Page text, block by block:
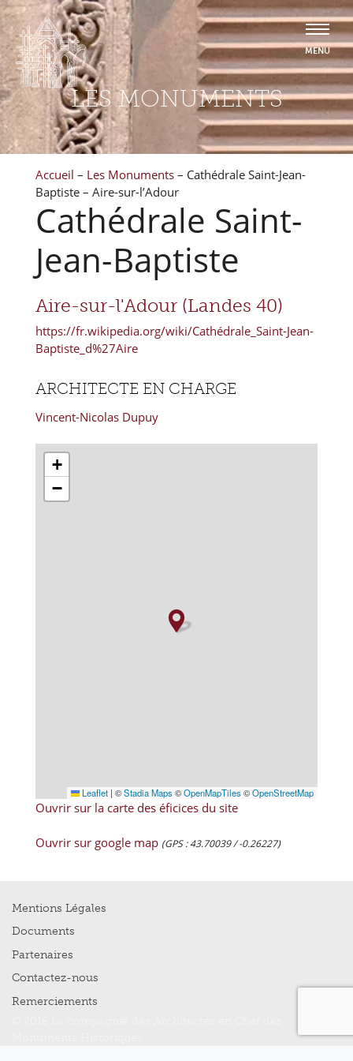
LES MONUMENTS
Accueil – Les Monuments – Cathédrale Saint-Jean-
Baptiste – Aire-sur-l’Adour
Cathédrale Saint-
Jean-Baptiste
Aire-sur-l'Adour (Landes 40)
https://fr.wikipedia.org/wiki/Cathédrale_Saint-Jean-
Baptiste_d%27Aire
ARCHITECTE EN CHARGE
Vincent-Nicolas Dupuy
+
−
Leaflet | ©Stadia Maps ©OpenMapTiles ©OpenStreetMap
Ouvrir sur la carte des éficices du site
Ouvrir sur google map (GPS : 43.70039 / -0.26227)
Mentions Légales
Documents
Partenaires
Contactez-nous
Remerciements